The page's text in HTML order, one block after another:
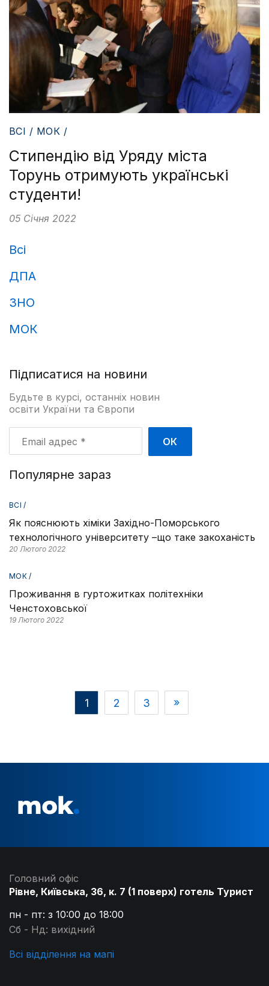
ВСІ / МОК /
Стипендію від Уряду міста
Торунь отримують українські
студенти!
05 Січня 2022
Всі
ДПА
ЗНО
МОК
Підписатися на новини
Будьте в курсі, останніх новин
освіти України та Європи
адрес
Популярне зараз
ВСІ /
Як пояснюють хіміки Західно-Поморського
технологічного університету –що таке закоханість
20 Лютого 2022
МОК /
Проживання в гуртожитках політехніки
Ченстоховської
19 Лютого 2022
1 2 3
Головний офіс
Рівне, Київська, 36, к. 7 (1 поверх) готель Турист
пн - пт: з 10:00 до 18:00
Сб - Нд: вихідний
Всі відділення на мапі